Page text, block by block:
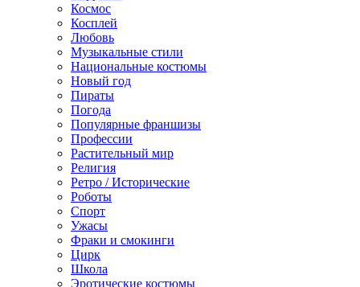
Космос
Косплей
Любовь
Музыкальные стили
Национальные костюмы
Новый год
Пираты
Погода
Популярные франшизы
Профессии
Растительный мир
Религия
Ретро / Исторические
Роботы
Спорт
Ужасы
Фраки и смокинги
Цирк
Школа
Эротические костюмы